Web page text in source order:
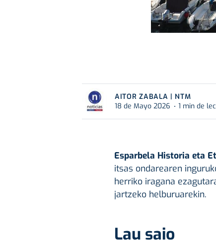
AITOR ZABALA | NTM
18 de Mayo 2026
1 min de
Esparbela Historia eta
itsas ondarearen
herriko iragana
jartzeko helburuarekin.
Lau saio